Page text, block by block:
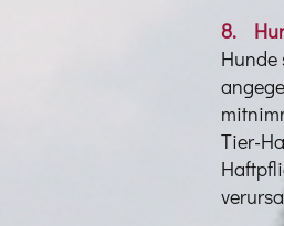
8.
Hunde
Tier-